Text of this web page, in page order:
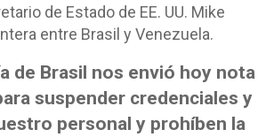
de Estado de EE. UU. Mike
entre Brasil y Venezuela.
de Brasil nos envió hoy nota
suspender credenciales y
personal y prohíben la